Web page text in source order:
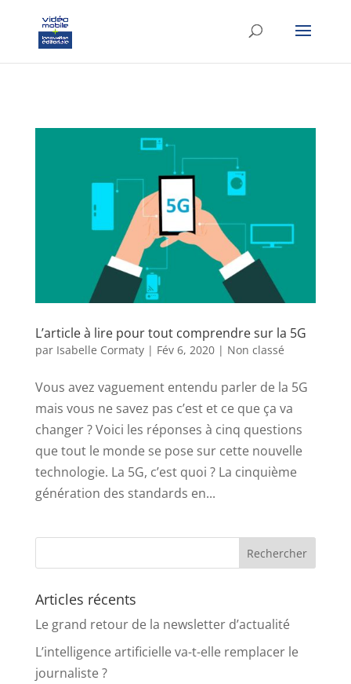
L’article à lire pour tout comprendre sur la 5G
par Isabelle Cormaty| Fév 6, 2020| Non classé
Vous avez vaguement entendu parler de la 5G
mais vous ne savez pas c’est et ce que ça va
changer ? Voici les réponses à cinq questions
que tout le monde se pose sur cette nouvelle
technologie. La 5G, c’est quoi ? La cinquième
génération des standards en...
Articles récents
Le grand retour de la newsletter d’actualité
L’intelligence artificielle va-t-elle remplacer le
journaliste ?